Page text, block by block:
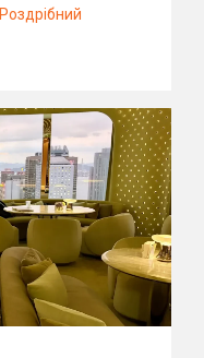
Роздрібний